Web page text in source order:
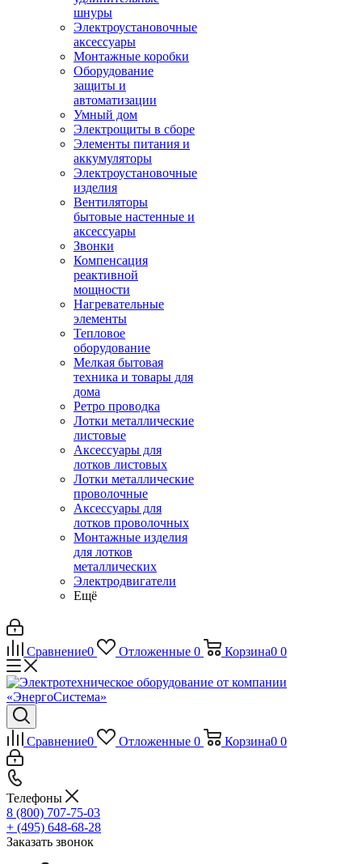
шнуры
Электроустановочные
аксессуары
Монтажные коробки
Оборудование
защиты и
автоматизации
Умный дом
Электрощиты в сборе
Элементы питания и
аккумуляторы
Электроустановочные
изделия
Вентиляторы
бытовые настенные и
аксессуары
Звонки
Компенсация
реактивной
мощности
Нагревательные
элементы
Тепловое
оборудование
Мелкая бытовая
техника и товары для
дома
Ретро проводка
Лотки металлические
листовые
Аксессуары для
лотков листовых
Лотки металлические
проволочные
Аксессуары для
лотков проволочных
Монтажные изделия
для лотков
металлических
Электродвигатели
Ещё
Сравнение0 Отложенные 0 Корзина0 0
Сравнение0 Отложенные 0 Корзина0 0
Телефоны
8 (800) 707-75-03
+ (495) 648-68-28
Заказать звонок